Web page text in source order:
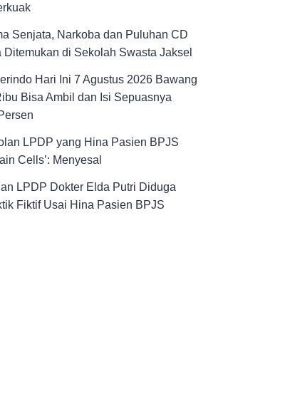
Senjata, Narkoba dan Puluhan CD
Ditemukan di Sekolah Swasta Jaksel
Hari Ini 7 Agustus 2026 Bawang
Bisa Ambil dan Isi Sepuasnya
LPDP yang Hina Pasien BPJS
Cells’: Menyesal
LPDP Dokter Elda Putri Diduga
Fiktif Usai Hina Pasien BPJS